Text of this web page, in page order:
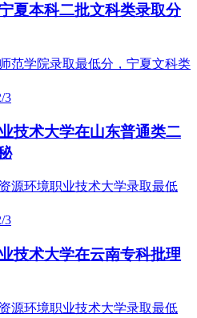
夏本科二批文科类录取分
3
技术大学在山东普通类二
3
技术大学在云南专科批理